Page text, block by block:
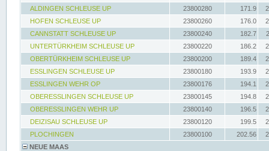
ALDINGEN SCHLEUSE UP
23800280 171.9
HOFEN SCHLEUSE UP
23800260 176.0
CANNSTATT SCHLEUSE UP
23800240 182.7
UNTERTÜRKHEIM SCHLEUSE UP
23800220 186.2
OBERTÜRKHEIM SCHLEUSE UP
23800200 189.4
ESSLINGEN SCHLEUSE UP
23800180 193.9
ESSLINGEN WEHR OP
23800176 194.1
OBERESSLINGEN SCHLEUSE UP
23800145 194.8
OBERESSLINGEN WEHR UP
23800140 196.5
DEIZISAU SCHLEUSE UP
23800120 199.5
PLOCHINGEN
23800100 202.56
NEUE MAAS